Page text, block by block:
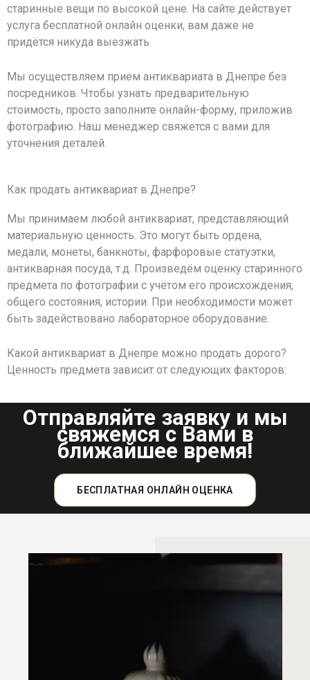
старинные вещи по высокой цене. На сайте действует
услуга бесплатной онлайн оценки, вам даже не
придётся никуда выезжать.
Мы осуществляем прием антиквариата в Днепре без
посредников. Чтобы узнать предварительную
стоимость, просто заполните онлайн-форму, приложив
фотографию. Наш менеджер свяжется с вами для
уточнения деталей.
Как продать антиквариат в Днепре?
Мы принимаем любой антиквариат, представляющий
материальную ценность. Это могут быть ордена,
медали, монеты, банкноты, фарфоровые статуэтки,
антикварная посуда, т.д. Произведём оценку старинного
предмета по фотографии с учётом его происхождения,
общего состояния, истории. При необходимости может
быть задействовано лабораторное оборудование.
Какой антиквариат в Днепре можно продать дорого?
Ценность предмета зависит от следующих факторов:
Отправляйте заявку и мы
свяжемся с Вами в
ближайшее время!
БЕСПЛАТНАЯ ОНЛАЙН ОЦЕНКА